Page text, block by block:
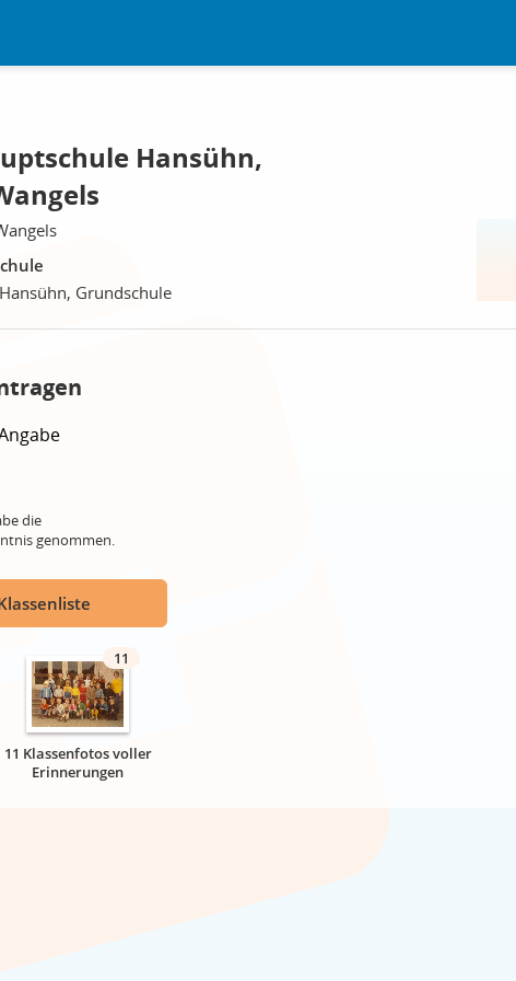
Hansühn,
Grundschule
die
genommen.
11
11 Klassenfotos voller
Erinnerungen